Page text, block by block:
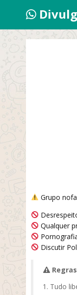
Grupo
Qualquer
Discutir
Tudo